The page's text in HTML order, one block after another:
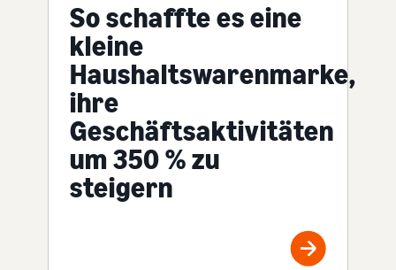
So schaffte es eine
kleine
Haushaltswarenmarke,
ihre
Geschäftsaktivitäten
um 350 % zu
steigern